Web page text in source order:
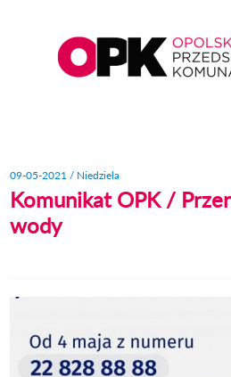
09-05-2021 / Niedziela
Komunikat OPK /
wody